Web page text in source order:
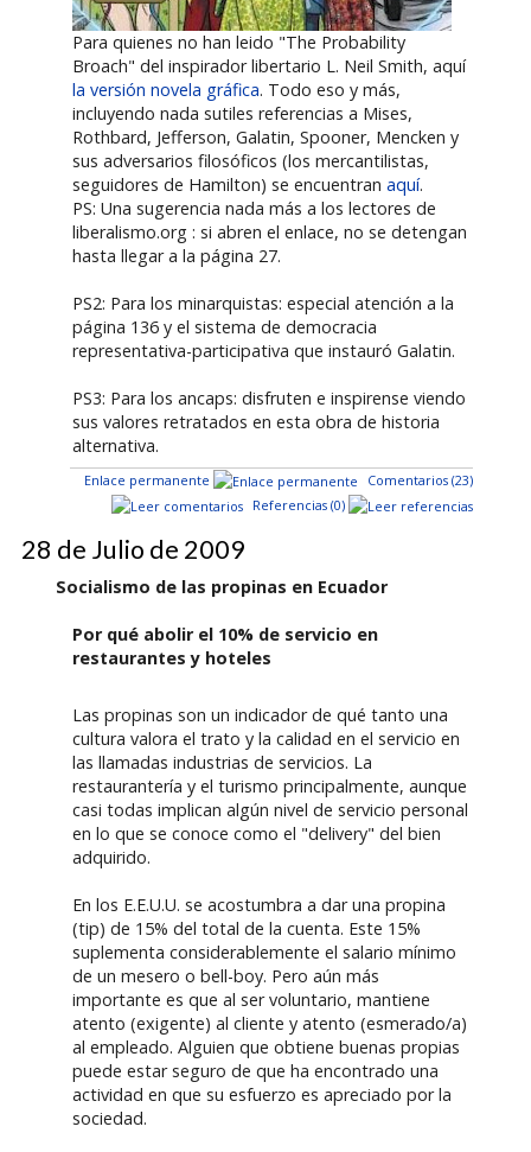
Para quienes no han leido "The Probability
Broach" del inspirador libertario L. Neil Smith, aquí
la versión novela gráfica. Todo eso y más,
incluyendo nada sutiles referencias a Mises,
Rothbard, Jefferson, Galatin, Spooner, Mencken y
sus adversarios filosóficos (los mercantilistas,
seguidores de Hamilton) se encuentranaquí.
PS: Una sugerencia nada más a los lectores de
liberalismo.org : si abren el enlace, no se detengan
hasta llegar a la página 27.
PS2: Para los minarquistas: especial atención a la
página 136 y el sistema de democracia
representativa-participativa que instauró Galatin.
PS3: Para los ancaps: disfruten e inspirense viendo
sus valores retratados en esta obra de historia
alternativa.
Enlace permanente
Comentarios (23)
Referencias (0)
28 de Julio de 2009
Socialismo de las propinas en Ecuador
Por qué abolir el 10% de servicio en
restaurantes y hoteles
Las propinas son un indicador de qué tanto una
cultura valora el trato y la calidad en el servicio en
las llamadas industrias de servicios. La
restaurantería y el turismo principalmente, aunque
casi todas implican algún nivel de servicio personal
en lo que se conoce como el "delivery" del bien
adquirido.
En los E.E.U.U. se acostumbra a dar una propina
(tip) de 15% del total de la cuenta. Este 15%
suplementa considerablemente el salario mínimo
de un mesero o bell-boy. Pero aún más
importante es que al ser voluntario, mantiene
atento (exigente) al cliente y atento (esmerado/a)
al empleado. Alguien que obtiene buenas propias
puede estar seguro de que ha encontrado una
actividad en que su esfuerzo es apreciado por la
sociedad.